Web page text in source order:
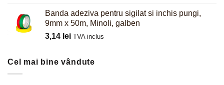
Banda adeziva pentru sigilat si inchis pungi,
9mm x 50m, Minoli, galben
3,14 lei TVA inclus
Cel mai bine vândute